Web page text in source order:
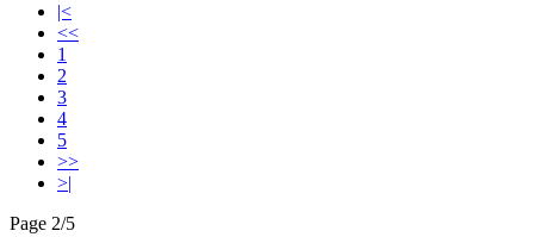
|<
<<
1
2
3
4
5
>>
>|
Page 2/5